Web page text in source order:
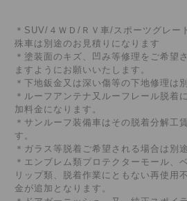
＊SUV/４ＷＤ/ＲＶ車/スポーツグレー
殊車は別途のお見積りになります
＊塗装面のキズ、凹み等修理をご希望
ますようにお願いいたします。
＊下地鈑金又は深い傷等の下地修理は
＊ルーフアンテナ又ルーフレール脱着
加料金になります。
＊サンルーフ装備車はその脱着分解工
す。
＊ガラス等脱着ご希望される場合は別
＊エンブレム類プロテクターモール、
リップ類、脱着作業にともない再使用
金が追加となります。